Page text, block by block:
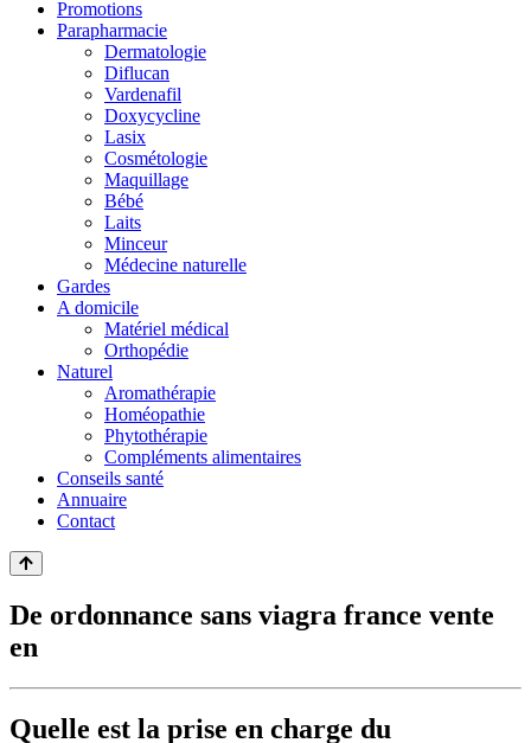
Promotions
Parapharmacie
Dermatologie
Diflucan
Vardenafil
Doxycycline
Lasix
Cosmétologie
Maquillage
Bébé
Laits
Minceur
Médecine naturelle
Gardes
A domicile
Matériel médical
Orthopédie
Naturel
Aromathérapie
Homéopathie
Phytothérapie
Compléments alimentaires
Conseils santé
Annuaire
Contact
De ordonnance sans viagra france vente
en
Quelle est la prise en charge du